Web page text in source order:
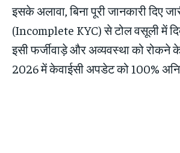
इसके अलावा, बिना पूरी जानकारी दिए
(Incomplete KYC) से टोल वसूली में
इसी फर्जीवाड़े और अव्यवस्था को रोकने
2026 में केवाईसी अपडेट को 100%